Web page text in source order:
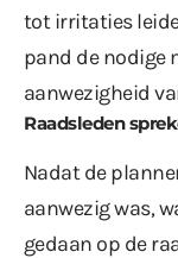
tot irritaties
pand de nodige
aanwezigheid
Raadsleden
Nadat de
aanwezig was,
gedaan op de